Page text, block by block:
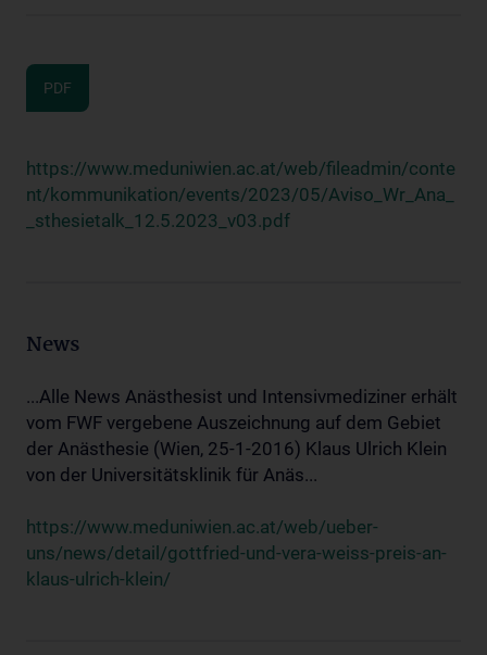
PDF
https://www.meduniwien.ac.at/web/fileadmin/conte
nt/kommunikation/events/2023/05/Aviso_Wr_Ana_
_sthesietalk_12.5.2023_v03.pdf
News
...Alle News Anästhesist und Intensivmediziner erhält
vom FWF vergebene Auszeichnung auf dem Gebiet
der Anästhesie (Wien, 25-1-2016) Klaus Ulrich Klein
von der Universitätsklinik für Anäs...
https://www.meduniwien.ac.at/web/ueber-
uns/news/detail/gottfried-und-vera-weiss-preis-an-
klaus-ulrich-klein/